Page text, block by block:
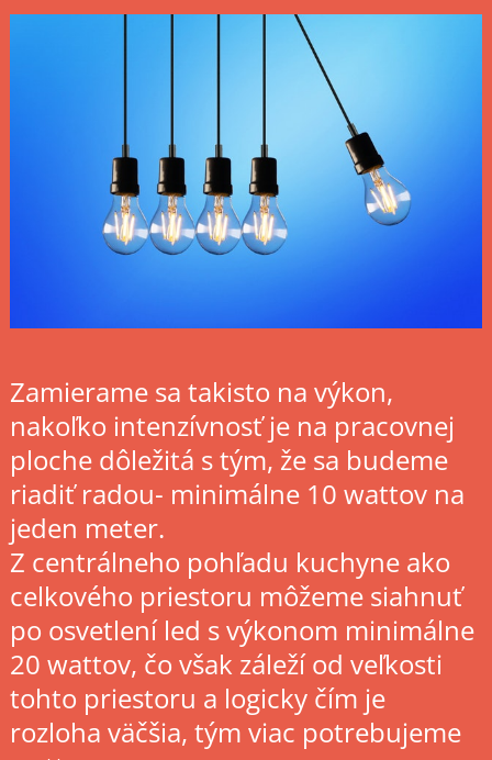
Zamierame sa takisto na výkon,
nakoľko intenzívnosť je na pracovnej
ploche dôležitá s tým, že sa budeme
riadiť radou- minimálne 10 wattov na
jeden meter.
Z centrálneho pohľadu kuchyne ako
celkového priestoru môžeme siahnuť
po osvetlení led s výkonom minimálne
20 wattov, čo však záleží od veľkosti
tohto priestoru a logicky čím je
rozloha väčšia, tým viac potrebujeme